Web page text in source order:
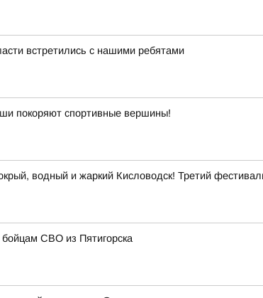
встретились с нашими ребятами
покоряют спортивные вершины!
водный и жаркий Кисловодск! Третий
СВО из Пятигорска